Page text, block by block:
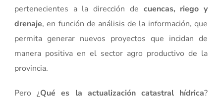
pertenecientes a la dirección de cuencas, riego y
drenaje, en función de análisis de la información, que
permita generar nuevos proyectos que incidan de
manera positiva en el sector agro productivo de la
provincia.
Pero ¿Qué es la actualización catastral hídrica?